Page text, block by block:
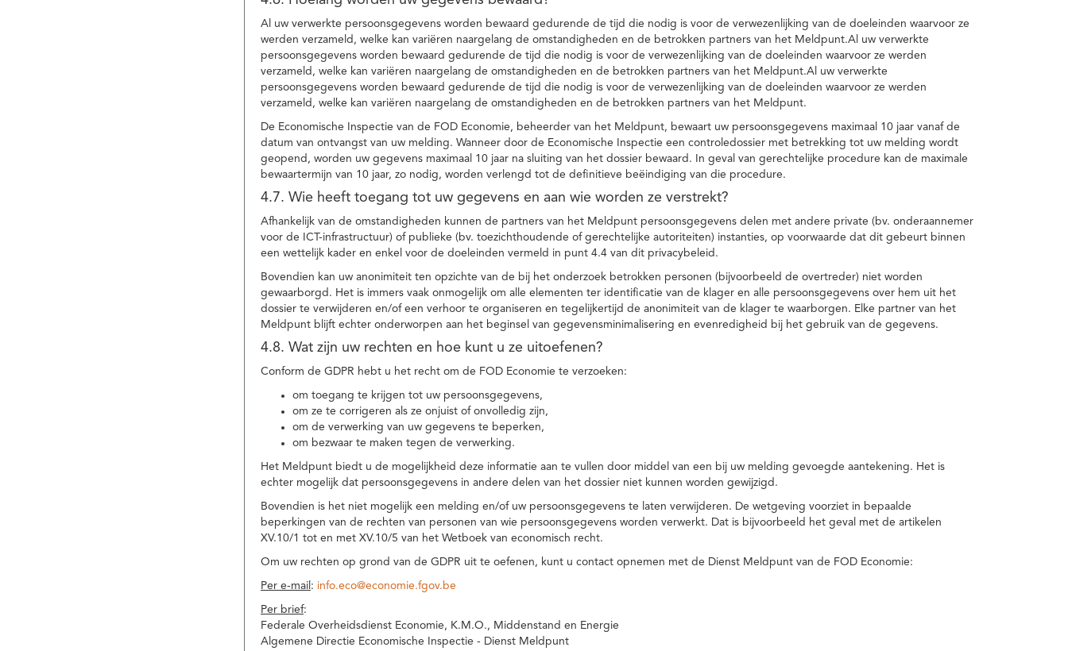
Al uw verwerkte persoonsgegevens worden bewaard gedurende de tijd die nodig is voor de verwezenlijking van de doeleinden waarvoor ze
werden verzameld, welke kan variëren naargelang de omstandigheden en de betrokken partners van het Meldpunt.Al uw verwerkte
persoonsgegevens worden bewaard gedurende de tijd die nodig is voor de verwezenlijking van de doeleinden waarvoor ze werden
verzameld, welke kan variëren naargelang de omstandigheden en de betrokken partners van het Meldpunt.Al uw verwerkte
persoonsgegevens worden bewaard gedurende de tijd die nodig is voor de verwezenlijking van de doeleinden waarvoor ze werden
verzameld, welke kan variëren naargelang de omstandigheden en de betrokken partners van het Meldpunt.
De Economische Inspectie van de FOD Economie, beheerder van het Meldpunt, bewaart uw persoonsgegevens maximaal 10 jaar vanaf de
datum van ontvangst van uw melding. Wanneer door de Economische Inspectie een controledossier met betrekking tot uw melding wordt
geopend, worden uw gegevens maximaal 10 jaar na sluiting van het dossier bewaard. In geval van gerechtelijke procedure kan de maximale
bewaartermijn van 10 jaar, zo nodig, worden verlengd tot de definitieve beëindiging van die procedure.
4.7. Wie heeft toegang tot uw gegevens en aan wie worden ze verstrekt?
Afhankelijk van de omstandigheden kunnen de partners van het Meldpunt persoonsgegevens delen met andere private (bv. onderaannemer
voor de ICT-infrastructuur) of publieke (bv. toezichthoudende of gerechtelijke autoriteiten) instanties, op voorwaarde dat dit gebeurt binnen
een wettelijk kader en enkel voor de doeleinden vermeld in punt 4.4 van dit privacybeleid.
Bovendien kan uw anonimiteit ten opzichte van de bij het onderzoek betrokken personen (bijvoorbeeld de overtreder) niet worden
gewaarborgd. Het is immers vaak onmogelijk om alle elementen ter identificatie van de klager en alle persoonsgegevens over hem uit het
dossier te verwijderen en/of een verhoor te organiseren en tegelijkertijd de anonimiteit van de klager te waarborgen. Elke partner van het
Meldpunt blijft echter onderworpen aan het beginsel van gegevensminimalisering en evenredigheid bij het gebruik van de gegevens.
4.8. Wat zijn uw rechten en hoe kunt u ze uitoefenen?
Conform de GDPR hebt u het recht om de FOD Economie te verzoeken:
om toegang te krijgen tot uw persoonsgegevens,
om ze te corrigeren als ze onjuist of onvolledig zijn,
om de verwerking van uw gegevens te beperken,
om bezwaar te maken tegen de verwerking.
Het Meldpunt biedt u de mogelijkheid deze informatie aan te vullen door middel van een bij uw melding gevoegde aantekening. Het is
echter mogelijk dat persoonsgegevens in andere delen van het dossier niet kunnen worden gewijzigd.
Bovendien is het niet mogelijk een melding en/of uw persoonsgegevens te laten verwijderen. De wetgeving voorziet in bepaalde
beperkingen van de rechten van personen van wie persoonsgegevens worden verwerkt. Dat is bijvoorbeeld het geval met de artikelen
XV.10/1 tot en met XV.10/5 van het Wetboek van economisch recht.
Om uw rechten op grond van de GDPR uit te oefenen, kunt u contact opnemen met de Dienst Meldpunt van de FOD Economie:
Per e-mail : info.eco@economie.fgov.be
Per brief:
Federale Overheidsdienst Economie, K.M.O., Middenstand en Energie
Algemene Directie Economische Inspectie - Dienst Meldpunt